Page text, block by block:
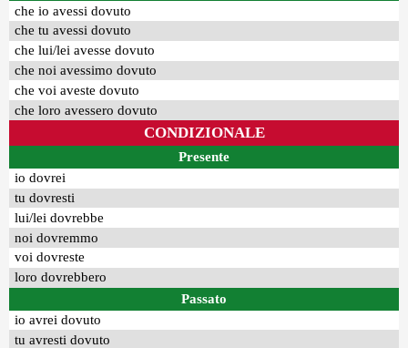
che io avessi dovuto
che tu avessi dovuto
che lui/lei avesse dovuto
che noi avessimo dovuto
che voi aveste dovuto
che loro avessero dovuto
CONDIZIONALE
Presente
io dovrei
tu dovresti
lui/lei dovrebbe
noi dovremmo
voi dovreste
loro dovrebbero
Passato
io avrei dovuto
tu avresti dovuto